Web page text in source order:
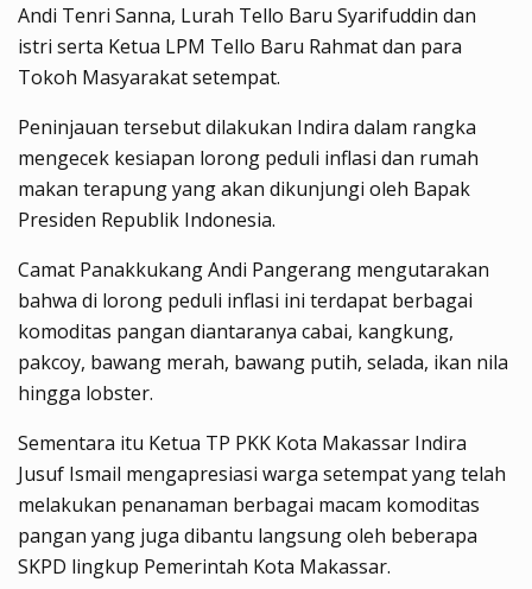
Andi Tenri Sanna, Lurah Tello Baru Syarifuddin dan
istri serta Ketua LPM Tello Baru Rahmat dan para
Tokoh Masyarakat setempat.
Peninjauan tersebut dilakukan Indira dalam rangka
mengecek kesiapan lorong peduli inflasi dan rumah
makan terapung yang akan dikunjungi oleh Bapak
Presiden Republik Indonesia.
Camat Panakkukang Andi Pangerang mengutarakan
bahwa di lorong peduli inflasi ini terdapat berbagai
komoditas pangan diantaranya cabai, kangkung,
pakcoy, bawang merah, bawang putih, selada, ikan nila
hingga lobster.
Sementara itu Ketua TP PKK Kota Makassar Indira
Jusuf Ismail mengapresiasi warga setempat yang telah
melakukan penanaman berbagai macam komoditas
pangan yang juga dibantu langsung oleh beberapa
SKPD lingkup Pemerintah Kota Makassar.